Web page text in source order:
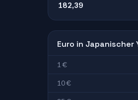
182,39
Euro in Japanischer
1 €
10 €